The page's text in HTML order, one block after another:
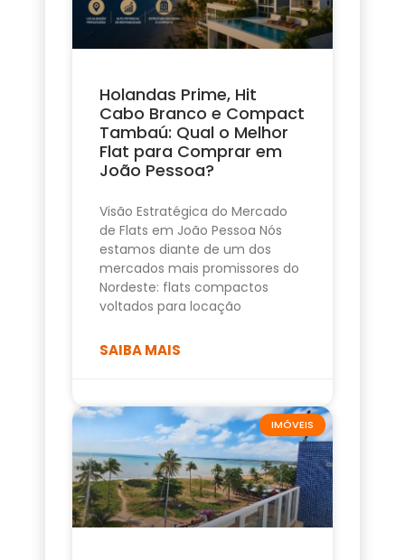
Holandas Prime, Hit
Cabo Branco e Compact
Tambaú: Qual o Melhor
Flat para Comprar em
João Pessoa?
Visão Estratégica do Mercado
de Flats em João Pessoa Nós
estamos diante de um dos
mercados mais promissores do
Nordeste: flats compactos
voltados para locação
SAIBA MAIS
IMÓVEIS